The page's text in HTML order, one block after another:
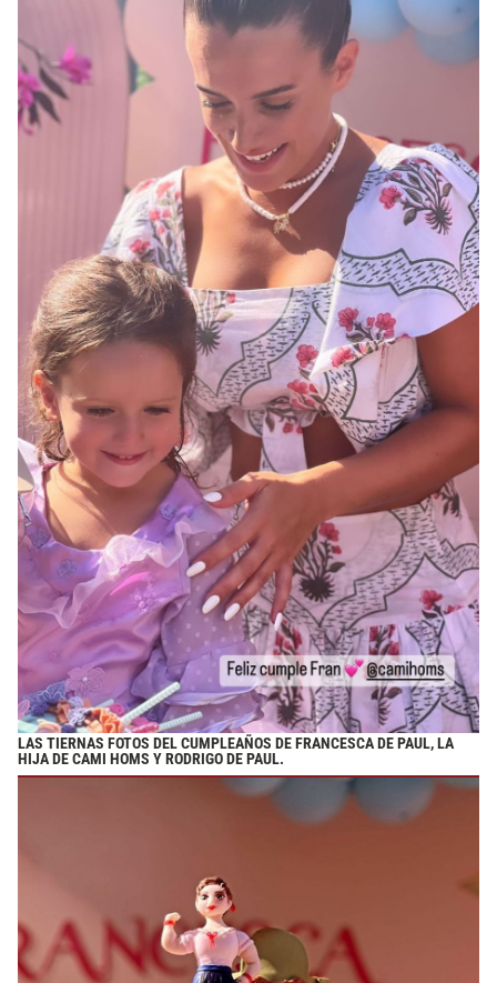
LAS TIERNAS FOTOS DEL CUMPLEAÑOS DE FRANCESCA DE PAUL, LA
HIJA DE CAMI HOMS Y RODRIGO DE PAUL.